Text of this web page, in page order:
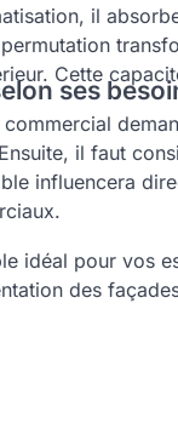
il
Cette
ses
il faut
influencera
idéal pour vos
des